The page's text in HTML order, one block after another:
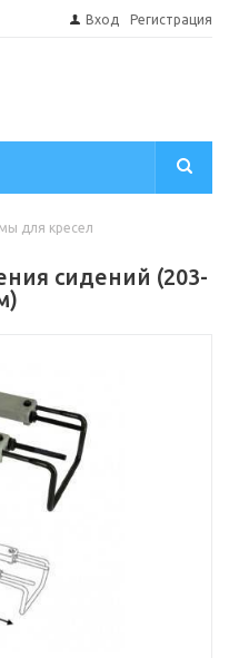
Вход Регистрация
для кресел
сидений (203-